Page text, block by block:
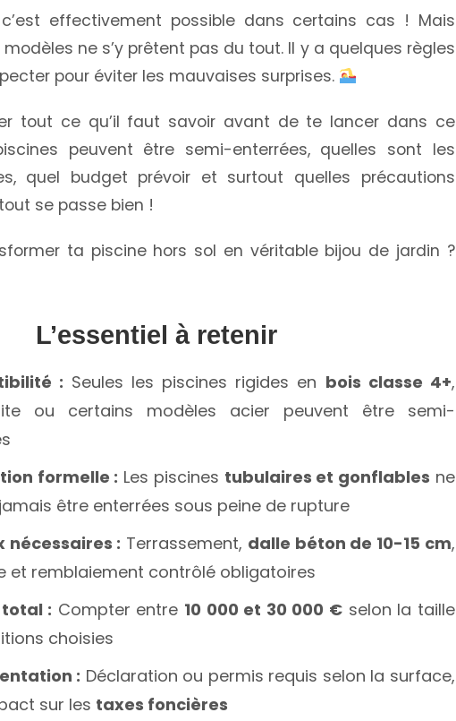
effectivement possible dans certains cas ! Mais
ne s’y prêtent pas du tout. Il y a quelques règles
pour éviter les mauvaises surprises.
tout ce qu’il faut savoir avant de te lancer dans ce
peuvent être semi-enterrées, quelles sont les
quel budget prévoir et surtout quelles précautions
se passe bien !
ta piscine hors sol en véritable bijou de jardin ?
L’essentiel à retenir
: Seules les piscines rigides en bois classe 4+,
ou certains modèles acier peuvent être semi-
formelle : Les piscines tubulaires et gonflables ne
être enterrées sous peine de rupture
nécessaires : Terrassement, dalle béton de 10-15 cm,
et remblaiement contrôlé obligatoires
: Compter entre 10 000 et 30 000 €selon la taille
choisies
: Déclaration ou permis requis selon la surface,
sur les taxes foncières